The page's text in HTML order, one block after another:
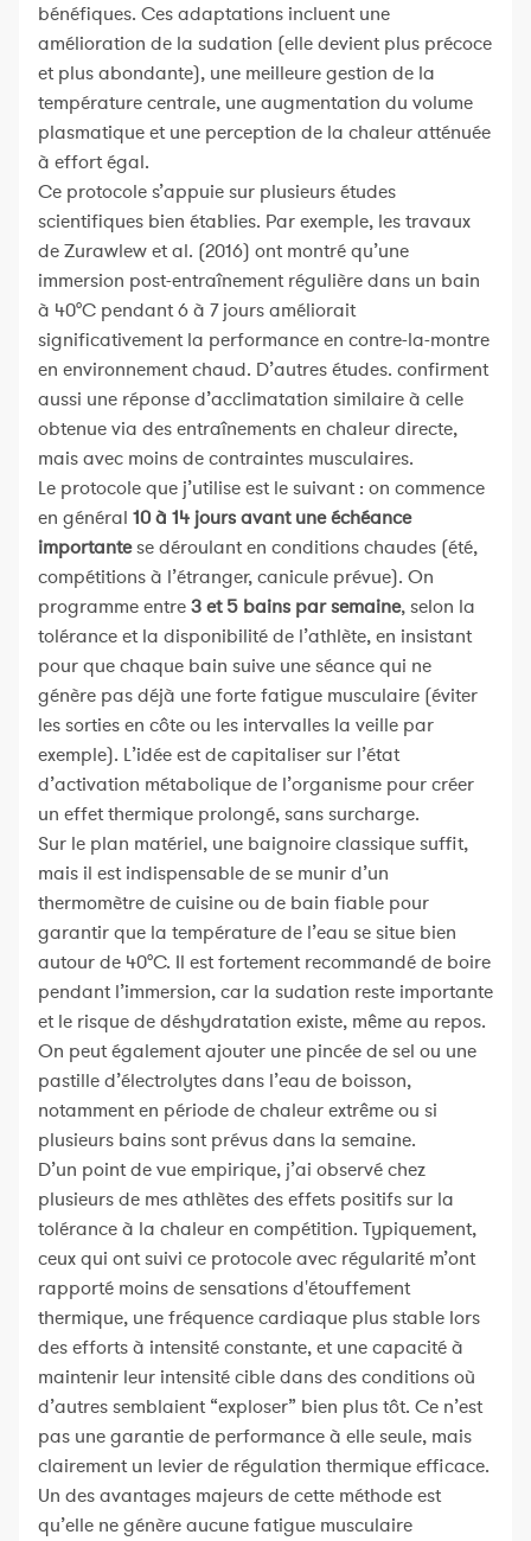
bénéfiques. Ces adaptations incluent une
amélioration de la sudation (elle devient plus précoce
et plus abondante), une meilleure gestion de la
température centrale, une augmentation du volume
plasmatique et une perception de la chaleur atténuée
à effort égal.
Ce protocole s’appuie sur plusieurs études
scientifiques bien établies. Par exemple, les travaux
de Zurawlew et al. (2016) ont montré qu’une
immersion post-entraînement régulière dans un bain
à 40°C pendant 6 à 7 jours améliorait
significativement la performance en contre-la-montre
en environnement chaud. D’autres études. confirment
aussi une réponse d’acclimatation similaire à celle
obtenue via des entraînements en chaleur directe,
mais avec moins de contraintes musculaires.
Le protocole que j’utilise est le suivant : on commence
en général 10 à 14 jours avant une échéance
importantese déroulant en conditions chaudes (été,
compétitions à l’étranger, canicule prévue). On
programme entre3 et 5 bains par semaine, selon la
tolérance et la disponibilité de l’athlète, en insistant
pour que chaque bain suive une séance qui ne
génère pas déjà une forte fatigue musculaire (éviter
les sorties en côte ou les intervalles la veille par
exemple). L’idée est de capitaliser sur l’état
d’activation métabolique de l’organisme pour créer
un effet thermique prolongé, sans surcharge.
Sur le plan matériel, une baignoire classique suffit,
mais il est indispensable de se munir d’un
thermomètre de cuisine ou de bain fiable pour
garantir que la température de l’eau se situe bien
autour de 40°C. Il est fortement recommandé de boire
pendant l’immersion, car la sudation reste importante
et le risque de déshydratation existe, même au repos.
On peut également ajouter une pincée de sel ou une
pastille d’électrolytes dans l’eau de boisson,
notamment en période de chaleur extrême ou si
plusieurs bains sont prévus dans la semaine.
D’un point de vue empirique, j’ai observé chez
plusieurs de mes athlètes des effets positifs sur la
tolérance à la chaleur en compétition. Typiquement,
ceux qui ont suivi ce protocole avec régularité m’ont
rapporté moins de sensations d'étouffement
thermique, une fréquence cardiaque plus stable lors
des efforts à intensité constante, et une capacité à
maintenir leur intensité cible dans des conditions où
d’autres semblaient “exploser” bien plus tôt. Ce n’est
pas une garantie de performance à elle seule, mais
clairement un levier de régulation thermique efficace.
Un des avantages majeurs de cette méthode est
qu’elle ne génère aucune fatigue musculaire